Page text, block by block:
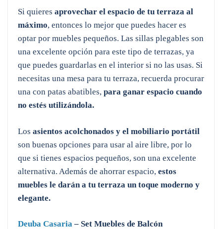
Si quieres aprovechar el espacio de tu terraza al
máximo, entonces lo mejor que puedes hacer es
optar por muebles pequeños. Las sillas plegables son
una excelente opción para este tipo de terrazas, ya
que puedes guardarlas en el interior si no las usas. Si
necesitas una mesa para tu terraza, recuerda procurar
una con patas abatibles, para ganar espacio cuando
no estés utilizándola.
Los asientos acolchonados y el mobiliario portátil
son buenas opciones para usar al aire libre, por lo
que si tienes espacios pequeños, son una excelente
alternativa. Además de ahorrar espacio, estos
muebles le darán a tu terraza un toque moderno y
elegante.
Deuba Casaria– Set Muebles de Balcón